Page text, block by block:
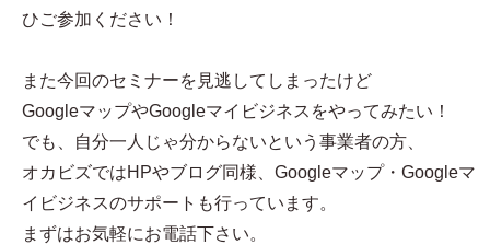
ひご参加ください！
また今回のセミナーを見逃してしまったけど
GoogleマップやGoogleマイビジネスをやってみたい！
でも、自分一人じゃ分からないという事業者の方、
オカビズではHPやブログ同様、Googleマップ・Googleマ
イビジネスのサポートも行っています。
まずはお気軽にお電話下さい。